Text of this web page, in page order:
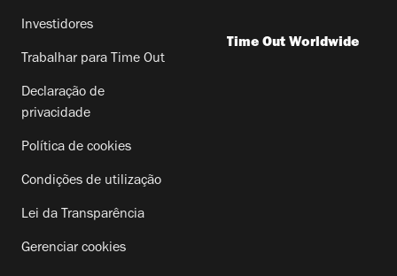
Investidores
Trabalhar para Time Out
Declaração de
privacidade
Política de cookies
Condições de utilização
Lei da Transparência
Gerenciar cookies
Time Out Worldwide